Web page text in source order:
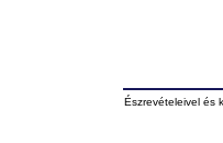
Észrevételeivel és